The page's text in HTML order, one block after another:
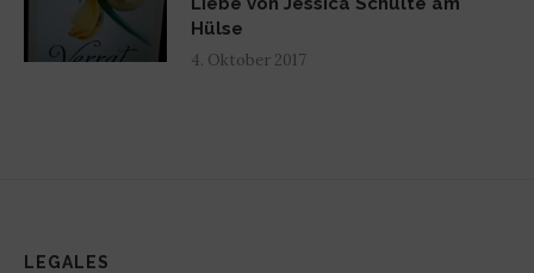
Hülse
4. Oktober 2017
LEGALES